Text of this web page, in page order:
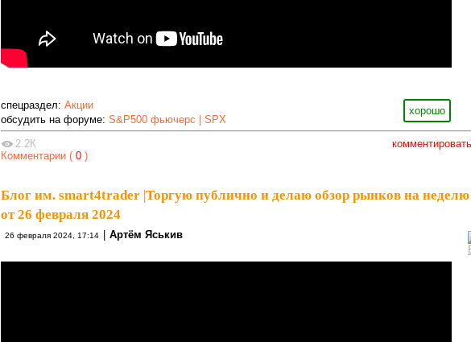
хорошо
спецраздел: Акции
обсудить на форуме: S&P500 фьючерс | SPX
комментировать
2.2К
Комментарии ( 0 )
Блог им. smart4trader |Торгую публично и делаю обзор рынков на неделю
от 26 февраля 2024
26 февраля 2024, 17:14 Артём Яськив